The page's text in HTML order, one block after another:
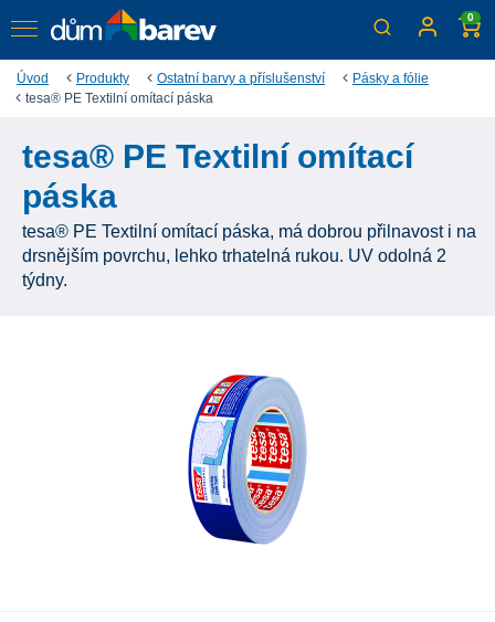
0
Úvod Produkty Ostatní barvy a příslušenství
Pásky a fólie
tesa® PE Textilní omítací páska
tesa® PE Textilní omítací
páska
tesa® PE Textilní omítací páska, má dobrou přilnavost i na
drsnějším povrchu, lehko trhatelná rukou. UV odolná 2
týdny.